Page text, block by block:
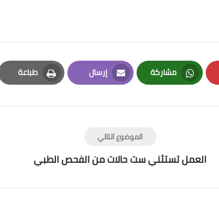
مشاركة
Whatsapp
إرسال
Email
طباعة
Print
الموضوع التالي
العمل تستثني ست حالات من الفحص الطبي